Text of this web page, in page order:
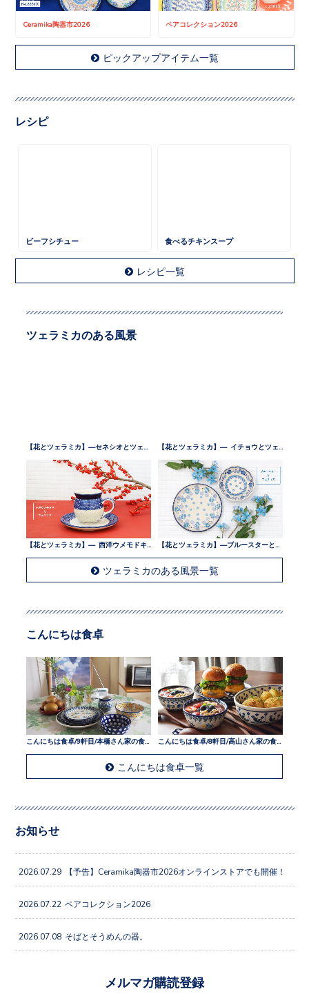
Ceramika陶器市2026 ペアコレクション2026
ピックアップアイテム一覧
レシピ
ビーフシチュー 食べるチキンスープ
レシピ一覧
ツェラミカのある風景
ツェラミカのある風景一覧
こんにちは食卓
こんにちは食卓一覧
お知らせ
2026.07.29 【予告】Ceramika陶器市2026オンラインストアでも開催！
2026.07.22 ペアコレクション2026
2026.07.08 そばとそうめんの器。
メルマガ購読登録